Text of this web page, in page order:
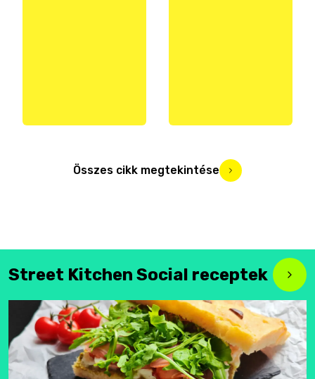
Összes cikk megtekintése
Street Kitchen Social receptek